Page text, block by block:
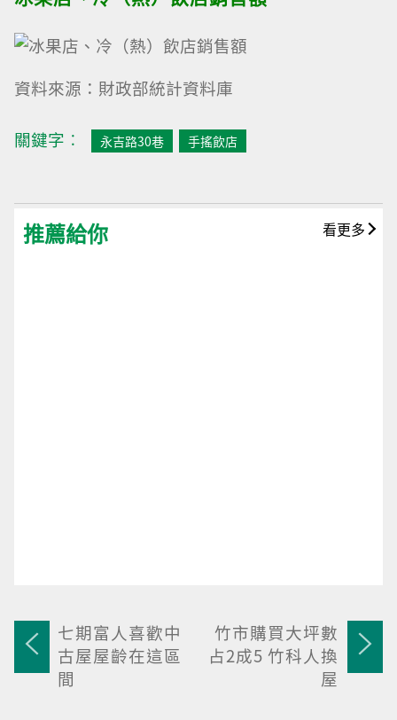
資料來源：財政部統計資料庫
關鍵字︰ 永吉路30巷 手搖飲店
推薦給你 看更多
七期富人喜歡中
古屋屋齡在這區
間
竹市購買大坪數
占2成5 竹科人換
屋